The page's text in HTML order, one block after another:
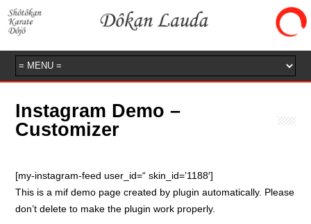
Instagram Demo –
Customizer
[my-instagram-feed user_id=“ skin_id=’1188′]
This is a mif demo page created by plugin automatically. Please
don’t delete to make the plugin work properly.